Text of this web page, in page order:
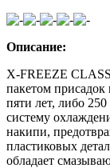
Описание:
X-FREEZE
пакетом
пяти лет, либо
систему
накипи,
пластиковых
обладает